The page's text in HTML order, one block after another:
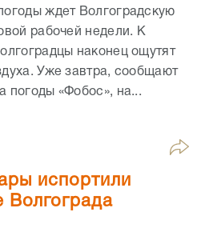
ждет Волгоградскую
рабочей недели. К
наконец ощутят
Уже завтра, сообщают
погоды «Фобос», на...
испортили
Волгограда